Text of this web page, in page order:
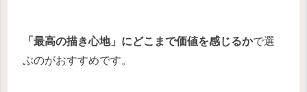
「最高の描き心地」にどこまで価値を感じるかで選
ぶのがおすすめです。